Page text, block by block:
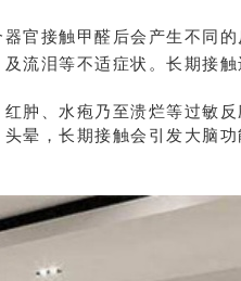
官接触甲醛后会产生不同
流泪等不适症状。长期接
、水疱乃至溃烂等过敏反
晕，长期接触会引发大脑功